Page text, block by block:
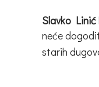
Slavko Linić
neće
starih